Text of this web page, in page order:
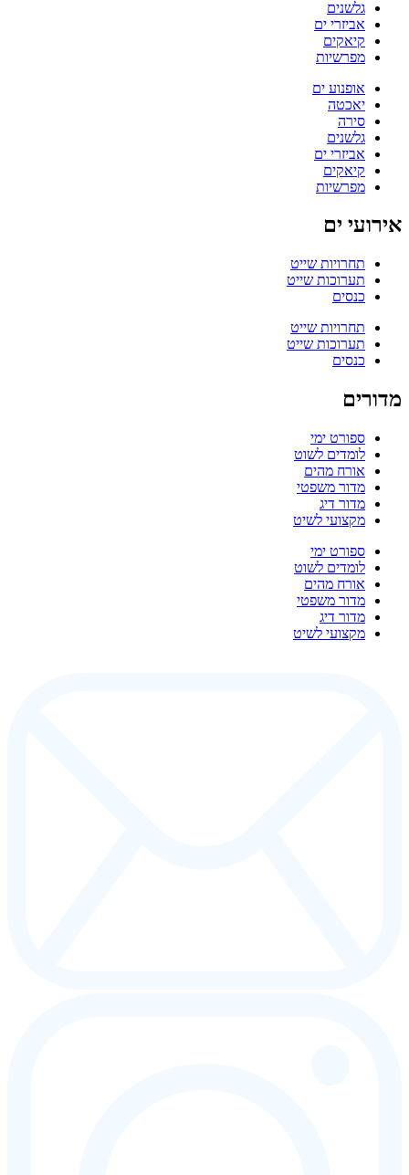
גלשנים
אביזרי ים
קיאקים
מפרשיות
אופנוע ים
יאכטה
סירה
גלשנים
אביזרי ים
קיאקים
מפרשיות
אירועי ים
תחרויות שייט
תערוכות שייט
כנסים
תחרויות שייט
תערוכות שייט
כנסים
מדורים
ספורט ימי
לומדים לשוט
אורח מהים
מדור משפטי
מדור דיג
מקצועי לשיט
ספורט ימי
לומדים לשוט
אורח מהים
מדור משפטי
מדור דיג
מקצועי לשיט